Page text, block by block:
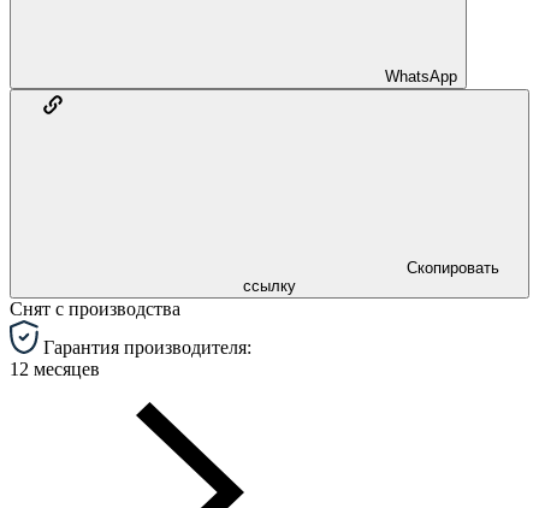
WhatsApp
Скопировать
ссылку
Снят с производства
Гарантия производителя:
12 месяцев